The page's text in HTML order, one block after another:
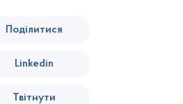
Поділитися
Linkedin
Твітнути